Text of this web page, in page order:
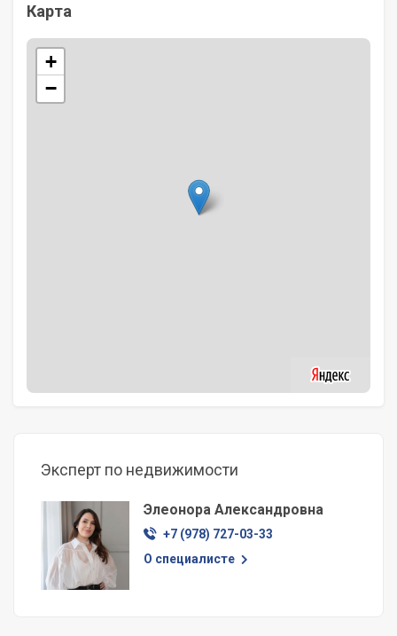
Карта
+
−
Эксперт по недвижимости
Элеонора Александровна
+7 (978) 727-03-33
О специалисте